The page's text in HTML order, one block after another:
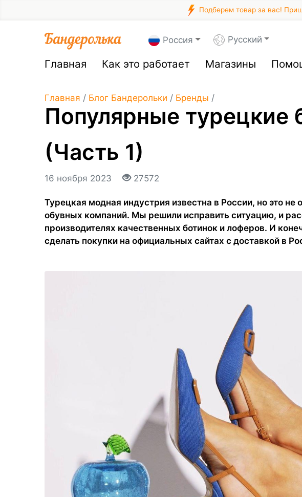
Подберем товар за вас!
Россия Русский
Главная Как это работает Магазины
Главная / Блог Бандерольки / Бренды /
Популярные турецкие
(Часть 1)
16 ноября 2023 27572
Турецкая модная индустрия известна в России, но это не
обувных компаний. Мы решили исправить ситуацию, и
производителях качественных ботинок и лоферов. И
сделать покупки на официальных сайтах с доставкой в